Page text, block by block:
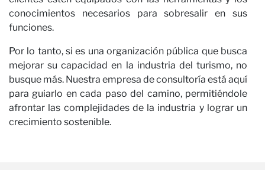
conocimientos necesarios para sobresalir en sus
funciones.
Por lo tanto, si es una organización pública que busca
mejorar su capacidad en la industria del turismo, no
busque más. Nuestra empresa de consultoría está aquí
para guiarlo en cada paso del camino, permitiéndole
afrontar las complejidades de la industria y lograr un
crecimiento sostenible.